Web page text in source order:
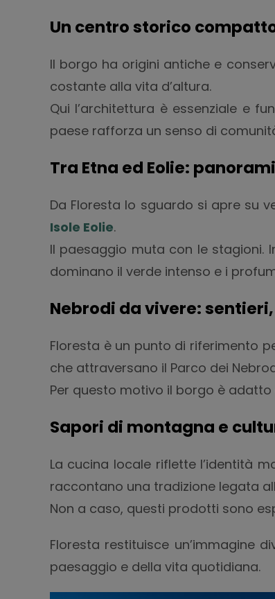
Un centro storico
Il borgo ha origini antiche e
costante alla vita d’altura.
Qui l’architettura è essenziale e
paese rafforza un senso di
Tra Etna ed Eolie:
Da Floresta lo sguardo si apre su
Isole Eolie.
Il paesaggio muta con le stagioni.
dominano il verde intenso e i
Nebrodi da vivere:
Floresta è un punto di riferimento
che attraversano il Parco dei
Per questo motivo il borgo è
Sapori di montagna e
La cucina locale riflette l’identità
raccontano una tradizione legata
Non a caso, questi prodotti sono
Floresta restituisce un’immagine
paesaggio e della vita quotidiana.